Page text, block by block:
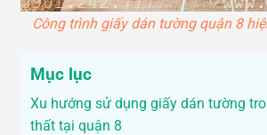
Công trình giấy dán tường quận 8
Mục lục
Xu hướng sử dụng giấy dán tường
thất tại quận 8